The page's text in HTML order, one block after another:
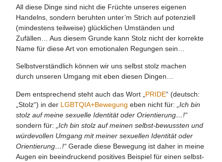
All diese Dinge sind nicht die Früchte unseres eigenen
Handelns, sondern beruhten unter’m Strich auf potenziell
(mindestens teilweise) glücklichen Umständen und
Zufällen… Aus diesem Grunde kann Stolz nicht der korrekte
Name für diese Art von emotionalen Regungen sein…
Selbstverständlich können wir uns selbst stolz machen
durch unseren Umgang mit eben diesen Dingen…
Dem entsprechend steht auch das Wort „ PRIDE“ (deutsch:
„Stolz“) in der LGBTQIA+Bewegung eben nicht für:
„Ich bin
stolz auf meine sexuelle Identität oder Orientierung…!“
sondern für:
„Ich bin stolz auf meinen selbst-bewussten und
würdevollen Umgang mit meiner sexuellen Identität oder
Orientierung…!“ Gerade diese Bewegung ist daher in meine
Augen ein beeindruckend positives Beispiel für einen selbst-